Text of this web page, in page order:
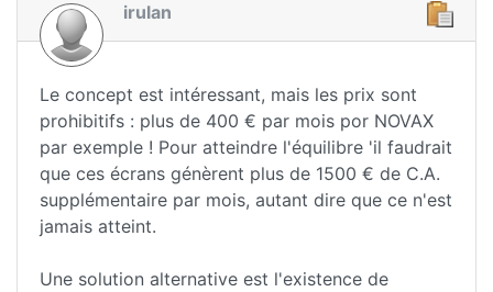
irulan
Le concept est intéressant, mais les prix sont
prohibitifs : plus de 400 € par mois por NOVAX
par exemple ! Pour atteindre l'équilibre 'il faudrait
que ces écrans génèrent plus de 1500 € de C.A.
supplémentaire par mois, autant dire que ce n'est
jamais atteint.
Une solution alternative est l'existence de